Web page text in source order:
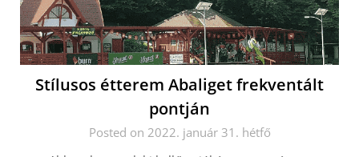
Stílusos étterem Abaliget frekventált
pontján
Posted on 2022. január 31. hétfő